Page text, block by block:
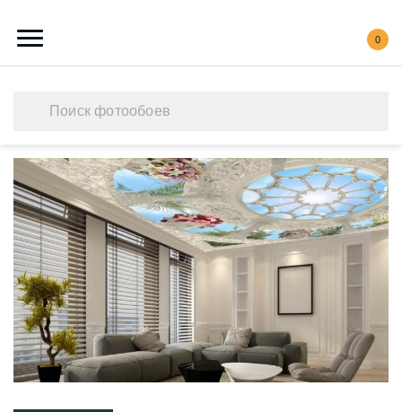
0
Каталог обоев
Создать свои фотообои
Акции
О нас
Контакты